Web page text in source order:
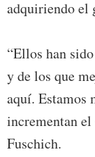
adquiriendo el
“Ellos han
y de los que
aquí. Estamos
incrementan
Fuschich.